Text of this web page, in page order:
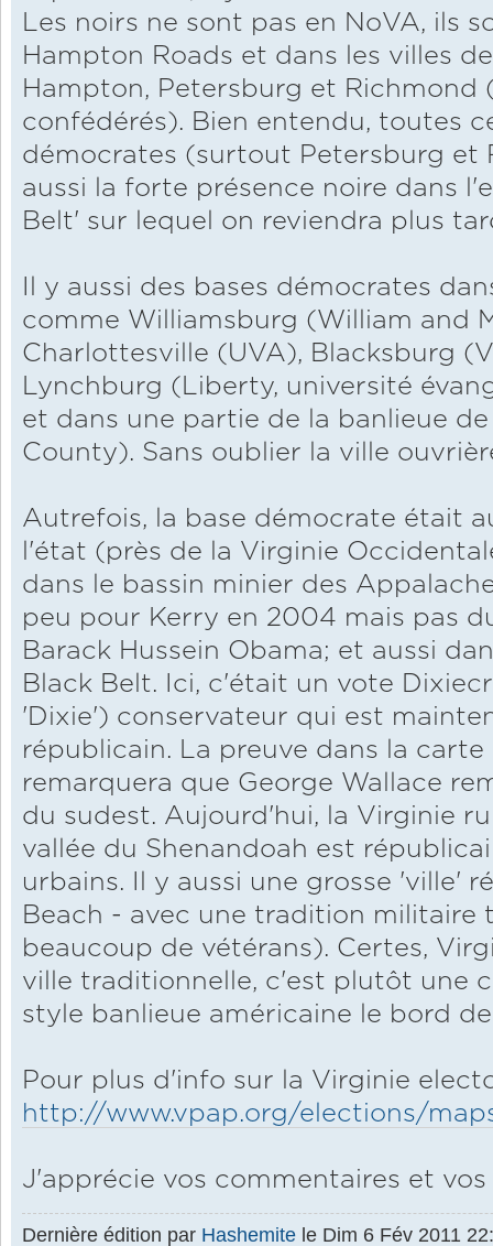
Les noirs ne sont pas en NoVA, ils
Hampton Roads et dans les villes
Hampton, Petersburg et Richmond
confédérés). Bien entendu, toutes
démocrates (surtout Petersburg et
aussi la forte présence noire dans
Belt' sur lequel on reviendra plus
Il y aussi des bases démocrates
comme Williamsburg (William and
Charlottesville (UVA), Blacksburg
Lynchburg (Liberty, université
et dans une partie de la banlieue
County). Sans oublier la ville
Autrefois, la base démocrate était
l'état (près de la Virginie
dans le bassin minier des
peu pour Kerry en 2004 mais pas
Barack Hussein Obama; et aussi
Black Belt. Ici, c'était un vote
'Dixie') conservateur qui est
républicain. La preuve dans la carte
remarquera que George Wallace
du sudest. Aujourd'hui, la Virginie
vallée du Shenandoah est
urbains. Il y aussi une grosse 'ville'
Beach - avec une tradition militaire
beaucoup de vétérans). Certes,
ville traditionnelle, c'est plutôt une
style banlieue américaine le bord
Pour plus d'info sur la Virginie
http://www.vpap.org/elections/
J'apprécie vos commentaires et
Dernière édition par Hashemite le Dim 6 Fév 2011